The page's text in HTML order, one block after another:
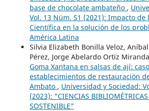
base de chocolate ambateño ,
Vol. 13 Núm. S1 (2021): Impacto
Científica en la solución de los
América Latina
Silvia Elizabeth Bonilla Veloz,
Pérez, Jorge Abelardo Ortiz
Goma Xantana en salsas de ají:
establecimientos de restauración
Ambato , Universidad y Sociedad:
(2023): "CIENCIAS BIBLIOMÉTRICAS
SOSTENIBLE"